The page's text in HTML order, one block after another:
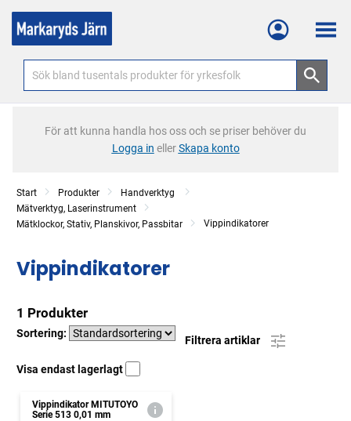
Meny
För att kunna handla hos oss och se priser behöver du
Logga in ellerSkapa konto
Start Produkter
Handverktyg
Mätverktyg, Laserinstrument
Mätklockor, Stativ, Planskivor, Passbitar
Vippindikatorer
Vippindikatorer
1 Produkter
Sortering:
Filtrera artiklar
Visa endast lagerlagt
Vippindikator MITUTOYO
Serie 513 0,01 mm